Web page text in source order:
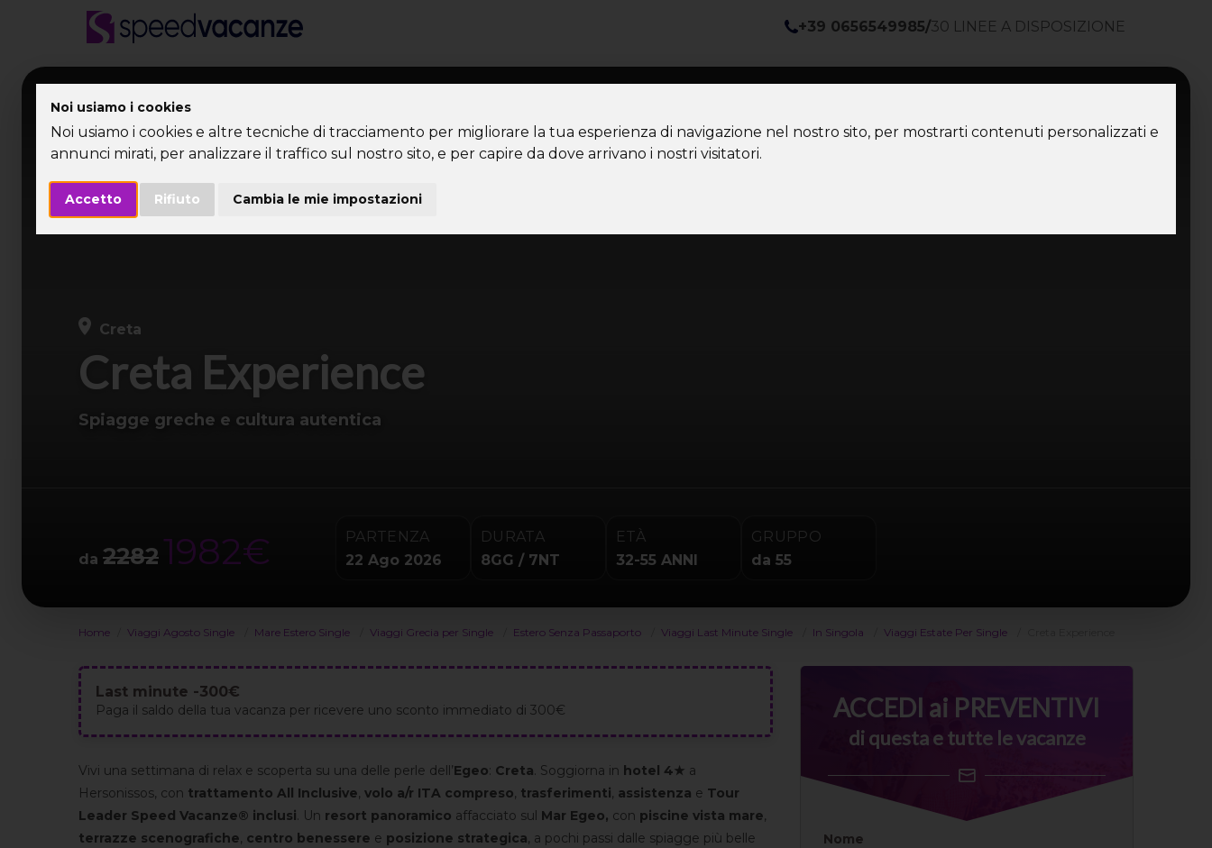
Noi usiamo i cookies
Noi usiamo i cookies e altre tecniche di tracciamento per migliorare la tua esperienza di navigazione nel nostro sito, per mostrarti contenuti personalizzati e
annunci mirati, per analizzare il traffico sul nostro sito, e per capire da dove arrivano i nostri visitatori.
Accetto Rifiuto Cambia le mie impostazioni
+39 0656549985/30 LINEE A DISPOSIZIONE
Creta
Creta Experience
Spiagge greche e cultura autentica
da 2282 1982€
PARTENZA
22 Ago 2026
DURATA
8GG / 7NT
ETÀ
32-55 ANNI
GRUPPO
da 55
Home Viaggi Agosto Single Mare Estero Single Viaggi Grecia per Single Estero Senza Passaporto Viaggi Last Minute Single In Singola Viaggi Estate Per Single
Last minute -300€
Paga il saldo della tua vacanza per ricevere uno sconto immediato di 300€
Vivi una settimana di relax e scoperta su una delle perle dell’Egeo: Creta. Soggiorna in hotel 4★ a
Hersonissos, con trattamento All Inclusive, volo a/r ITA compreso, trasferimenti, assistenza e Tour
Leader Speed Vacanze® inclusi. Un resort panoramico affacciato sul Mar Egeo, con piscine vista mare,
terrazze scenografiche, centro benessere e posizione strategica, a pochi passi dalle spiagge più belle
ACCEDI ai PREVENTIVI
di questa e tutte le vacanze
Nome